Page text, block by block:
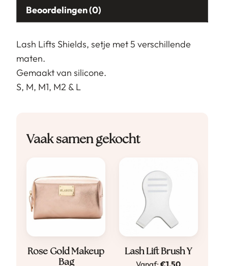
Beoordelingen (0)
Lash Lifts Shields, setje met 5 verschillende
maten.
Gemaakt van silicone.
S, M, M1, M2 & L
Vaak samen gekocht
Rose Gold Makeup
Bag
Dit
Lash Lift Brush Y
Vanaf:€1,50